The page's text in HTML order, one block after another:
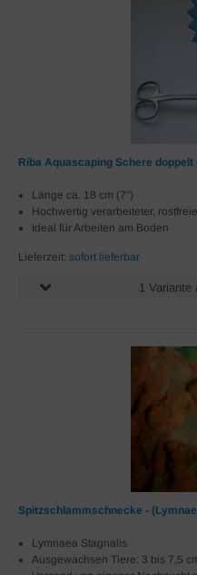
Riba Aquascaping Schere
Länge ca. 18 cm (7")
Hochwertig verarbeiteter,
Ideal für Arbeiten am Boden
Lieferzeit: sofort lieferbar
1 Variante
Spitzschlammschnecke -
Lymnaea Stagnalis
Ausgewachsen Tiere: 3 bis 7,5